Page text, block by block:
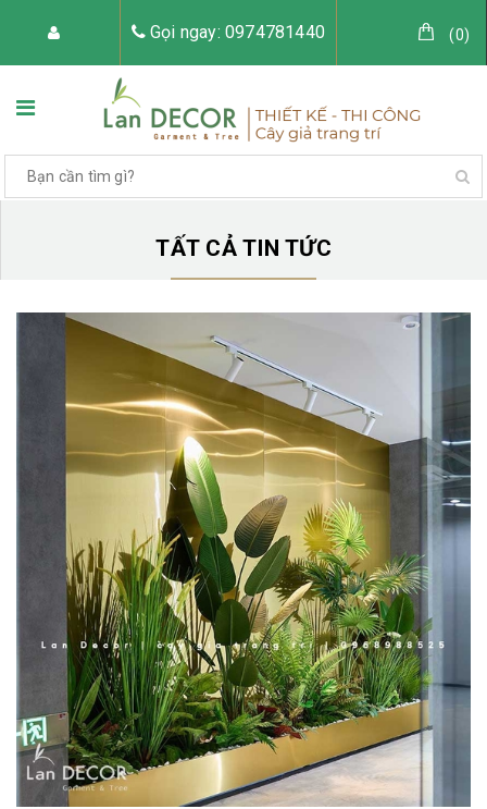
Gọi ngay: 0974781440 (0)
CÂY GIẢ TRANG TRÍ TIỂU CẢNH CÂY GIẢ
TƯỜNG CÂY GIẢ KHĂN TRẢI BÀN
TƯ VẤN LIÊN HỆ
TẤT CẢ TIN TỨC